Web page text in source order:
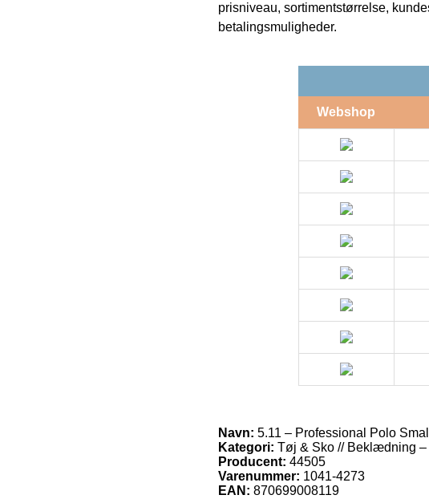
prisniveau, sortimentstørrelse,
betalingsmuligheder.
Webshop
Navn: 5.11 – Professional Polo
Kategori: Tøj & Sko // Beklædning –
Producent: 44505
Varenummer: 1041-4273
EAN: 870699008119